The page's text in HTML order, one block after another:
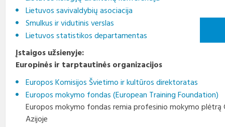
Lietuvos savivaldybių asociacija
Smulkus ir vidutinis verslas
Lietuvos statistikos departamentas
Įstaigos užsienyje:
Europinės ir tarptautinės organizacijos
Europos Komisijos Švietimo ir kultūros direktoratas
Europos mokymo fondas (European Training Foundation)
Europos mokymo fondas remia profesinio mokymo plėtrą
Azijoje